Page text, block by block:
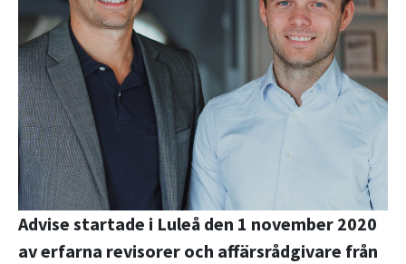
Advise startade i Luleå den 1 november 2020
av erfarna revisorer och affärsrådgivare från